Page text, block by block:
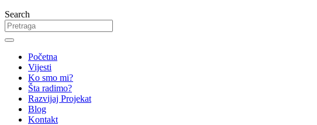
Search
Početna
Vijesti
Ko smo mi?
Šta radimo?
Razvijaj Projekat
Blog
Kontakt